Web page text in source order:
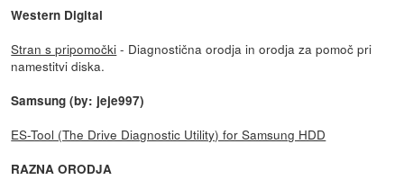
Western Digital
Stran s pripomočki - Diagnostična orodja in orodja za pomoč pri
namestitvi diska.
Samsung (by: jeje997)
ES-Tool (The Drive Diagnostic Utility) for Samsung HDD
RAZNA ORODJA